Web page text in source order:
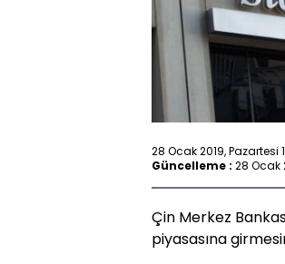
28 Ocak 2019, Pazartesi
Güncelleme : 28 Ocak
Çin Merkez
piyasasına